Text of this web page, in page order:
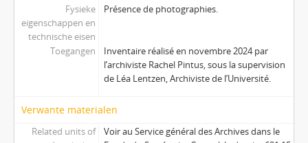
Fysieke
eigenschappen en
technische eisen
Présence de photographies.
Toegangen
Inventaire réalisé en novembre 2024 par
l’archiviste Rachel Pintus, sous la supervision
de Léa Lentzen, Archiviste de l’Université.
Verwante materialen
Related units of
Voir au Service général des Archives dans le